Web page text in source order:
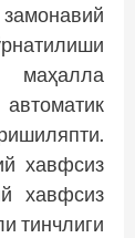
хавфсиз
хавфсиз
тинчлиги